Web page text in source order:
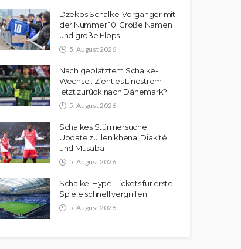
Dzekos Schalke-Vorgänger mit
der Nummer 10: Große Namen
und große Flops
5. August 2026
Nach geplatztem Schalke-
Wechsel: Zieht es Lindström
jetzt zurück nach Dänemark?
5. August 2026
Schalkes Stürmersuche:
Update zu Ilenikhena, Diakité
und Musaba
5. August 2026
Schalke-Hype: Tickets für erste
Spiele schnell vergriffen
5. August 2026